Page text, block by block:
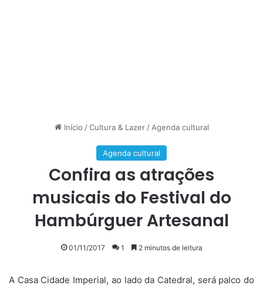
Início / Cultura & Lazer / Agenda cultural
Agenda cultural
Confira as atrações
musicais do Festival do
Hambúrguer Artesanal
01/11/2017 1 2 minutos de leitura
A Casa Cidade Imperial, ao lado da Catedral, será palco do